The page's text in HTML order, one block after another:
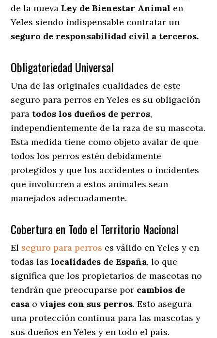
de la nueva Ley de Bienestar Animal en
Yeles siendo indispensable contratar un
seguro de responsabilidad civil a terceros.
Obligatoriedad Universal
Una de las originales cualidades de este
seguro para perros en Yeles es su obligación
para todos los dueños de perros,
independientemente de la raza de su mascota.
Esta medida tiene como objeto avalar de que
todos los perros estén debidamente
protegidos y que los accidentes o incidentes
que involucren a estos animales sean
manejados adecuadamente.
Cobertura en Todo el Territorio Nacional
El seguro para perros es válido en Yeles y en
todas laslocalidades de España, lo que
significa que los propietarios de mascotas no
tendrán que preocuparse por cambios de
casa o viajes con sus perros. Esto asegura
una protección continua para las mascotas y
sus dueños en Yeles y en todo el país.